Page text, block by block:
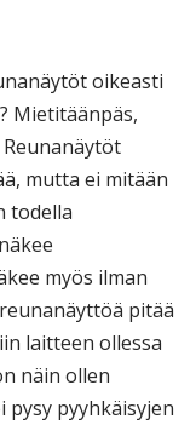
oikeasti
Mietitäänpäs,
mutta ei mitään
todella
myös ilman
pitää
laitteen ollessa
näin ollen
pysy pyyhkäisyjen